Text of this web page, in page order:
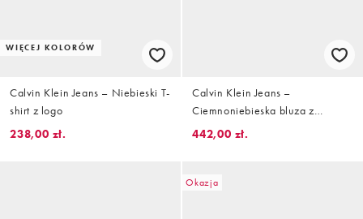
WIĘCEJ KOLORÓW
Calvin Klein Jeans – Niebieski T-
shirt z logo
238,00 zł.
Calvin Klein Jeans –
Ciemnoniebieska bluza z
kołnierzykiem polo i lamówką
442,00 zł.
Okazja